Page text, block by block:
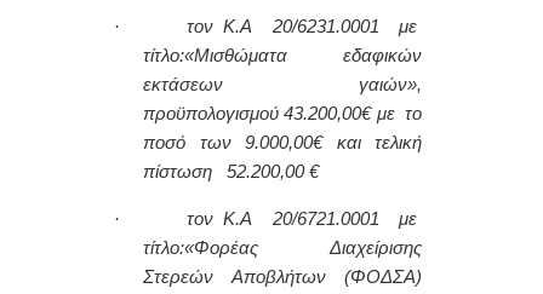
·
τον Κ.Α 20/6231.0001 με
τίτλο:«Μισθώματα εδαφικών
εκτάσεων γαιών»,
προϋπολογισμού 43.200,00€ με το
ποσό των 9.000,00€ και τελική
πίστωση 52.200,00 €
·
τον Κ.Α 20/6721.0001 με
τίτλο:«Φορέας Διαχείρισης
Στερεών Αποβλήτων (ΦΟΔΣΑ)